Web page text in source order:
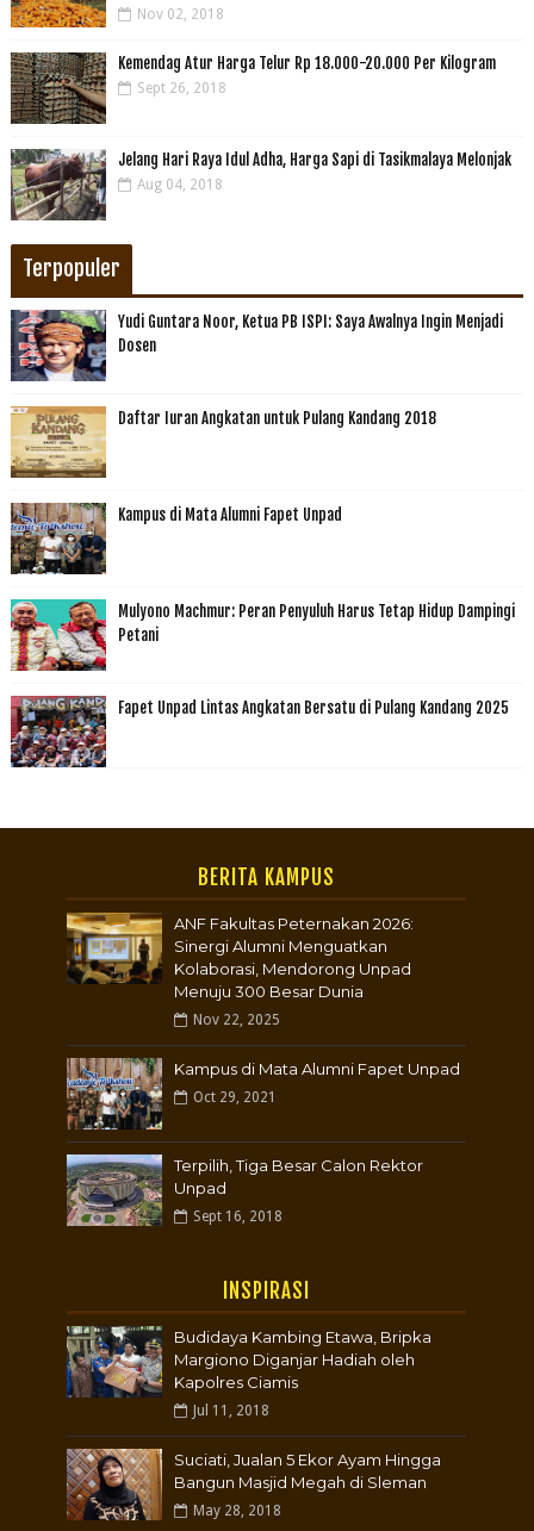
Nov 02, 2018
Kemendag Atur Harga Telur Rp 18.000-20.000 Per Kilogram
Sept 26, 2018
Jelang Hari Raya Idul Adha, Harga Sapi di Tasikmalaya Melonjak
Aug 04, 2018
Terpopuler
Yudi Guntara Noor, Ketua PB ISPI: Saya Awalnya Ingin Menjadi
Dosen
Daftar Iuran Angkatan untuk Pulang Kandang 2018
Kampus di Mata Alumni Fapet Unpad
Mulyono Machmur: Peran Penyuluh Harus Tetap Hidup Dampingi
Petani
Fapet Unpad Lintas Angkatan Bersatu di Pulang Kandang 2025
BERITA KAMPUS
ANF Fakultas Peternakan 2026:
Sinergi Alumni Menguatkan
Kolaborasi, Mendorong Unpad
Menuju 300 Besar Dunia
Nov 22, 2025
Kampus di Mata Alumni Fapet Unpad
Oct 29, 2021
Terpilih, Tiga Besar Calon Rektor
Unpad
Sept 16, 2018
INSPIRASI
Budidaya Kambing Etawa, Bripka
Margiono Diganjar Hadiah oleh
Kapolres Ciamis
Jul 11, 2018
Suciati, Jualan 5 Ekor Ayam Hingga
Bangun Masjid Megah di Sleman
May 28, 2018